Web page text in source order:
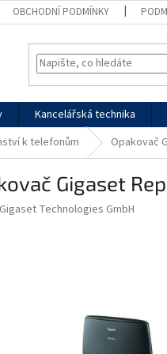
OBCHODNÍ PODMÍNKY
Kancelářská technika
k telefonům Opakovač
Gigaset
Gigaset Technologies GmbH